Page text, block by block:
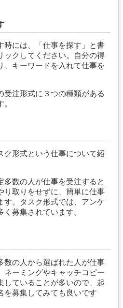
時には、「仕事を探す」と書
ックしてください。自分の得
、キーワードを入れて仕事を
受注形式に３つの種類がある
ク形式という仕事について紹
多数の人が仕事を受注すると
り取りをせずに、簡単に仕事
。
タスク形式では、アンケ
募集されています。
数の人から選ばれた人が仕事
ネーミングやキャッチコピー
していることが多いので、起
を募集してみても良いです